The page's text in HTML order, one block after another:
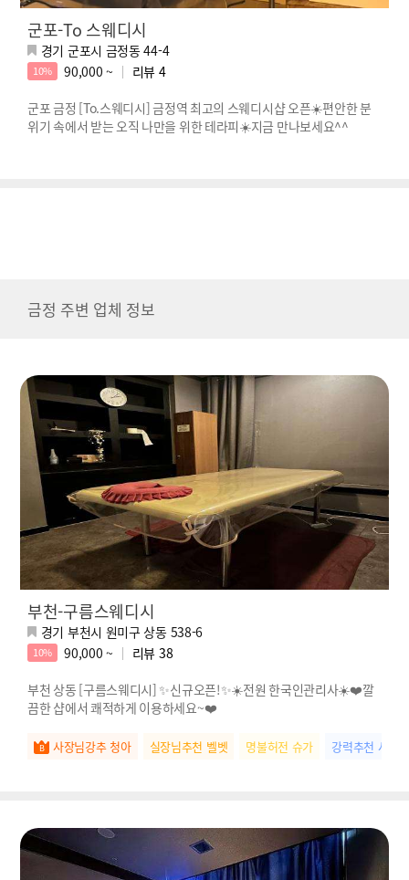
군포-To 스웨디시
경기 군포시 금정동 44-4
10% 90,000 ~ 리뷰 4
군포 금정 [To.스웨디시] 금정역 최고의 스웨디시샵 오픈☀️편안한 분
위기 속에서 받는 오직 나만을 위한 테라피☀️지금 만나보세요^^
금정 주변 업체 정보
부천-구름스웨디시
경기 부천시 원미구 상동 538-6
10% 90,000 ~ 리뷰 38
부천 상동 [구름스웨디시] ✨신규오픈!✨☀️전원 한국인관리사☀️❤️깔
끔한 샵에서 쾌적하게 이용하세요~❤️
사장님강추 청아 실장님추천 벨벳 명불허전 슈가 강력추천 샤벳